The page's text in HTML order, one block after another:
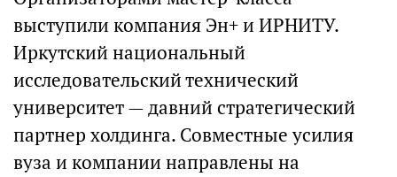
выступили компания Эн+ и ИРНИТУ.
Иркутский национальный
исследовательский технический
университет — давний стратегический
партнер холдинга. Совместные усилия
вуза и компании направлены на